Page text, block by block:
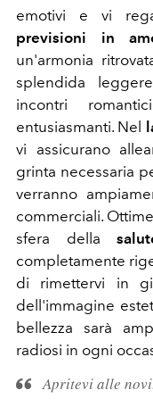
emotivi e vi
previsioni in
un'armonia
splendida
incontri
entusiasmanti. Nel
vi assicurano
grinta necessaria
verranno
commerciali.
sfera della
completamente
di rimettervi in
dell'immagine
bellezza sarà
radiosi in ogni
Apritevi alle